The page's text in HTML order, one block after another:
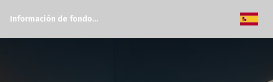
Información de fondo...